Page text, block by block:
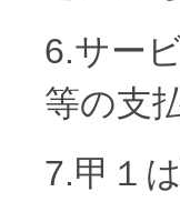
6.サー
等の支
7.甲１